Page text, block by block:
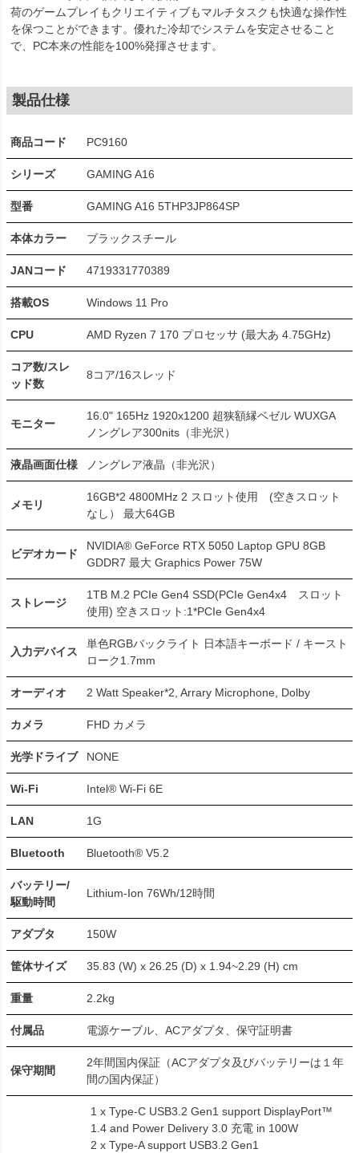
荷のゲームプレイもクリエイティブもマルチタスクも快適な操作性
を保つことができます。優れた冷却でシステムを安定させること
で、PC本来の性能を100%発揮させます。
製品仕様
商品コード PC9160
シリーズ GAMING A16
型番 GAMING A16 5THP3JP864SP
本体カラー ブラックスチール
JANコード 4719331770389
搭載OS Windows 11 Pro
CPU AMD Ryzen 7 170 プロセッサ (最大あ 4.75GHz)
コア数/スレ
ッド数
8コア/16スレッド
モニター
16.0" 165Hz 1920x1200 超狭額縁ベゼル WUXGA
ノングレア300nits（非光沢）
液晶画面仕様 ノングレア液晶（非光沢）
メモリ
16GB*2 4800MHz 2 スロット使用 (空きスロット
なし） 最大64GB
ビデオカード
NVIDIA® GeForce RTX 5050 Laptop GPU 8GB
GDDR7 最大 Graphics Power 75W
ストレージ
1TB M.2 PCIe Gen4 SSD(PCIe Gen4x4 スロット
使用) 空きスロット:1*PCIe Gen4x4
入力デバイス
単色RGBバックライト 日本語キーボード / キースト
ローク1.7mm
オーディオ 2 Watt Speaker*2, Arrary Microphone, Dolby
カメラ FHD カメラ
光学ドライブ NONE
Wi-Fi Intel® Wi-Fi 6E
LAN 1G
Bluetooth Bluetooth® V5.2
バッテリー/
駆動時間
Lithium-Ion 76Wh/12時間
アダプタ 150W
筐体サイズ 35.83 (W) x 26.25 (D) x 1.94~2.29 (H) cm
重量 2.2kg
付属品 電源ケーブル、ACアダプタ、保守証明書
保守期間
2年間国内保証（ACアダプタ及びバッテリーは１年
間の国内保証）
1 x Type-C USB3.2 Gen1 support DisplayPort™
1.4 and Power Delivery 3.0 充電 in 100W
2 x Type-A support USB3.2 Gen1